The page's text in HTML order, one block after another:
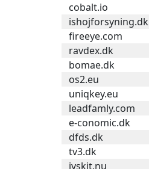
cobalt.io
ishojforsyning.dk
fireeye.com
ravdex.dk
bomae.dk
os2.eu
uniqkey.eu
leadfamly.com
e-conomic.dk
dfds.dk
tv3.dk
jyskit.nu